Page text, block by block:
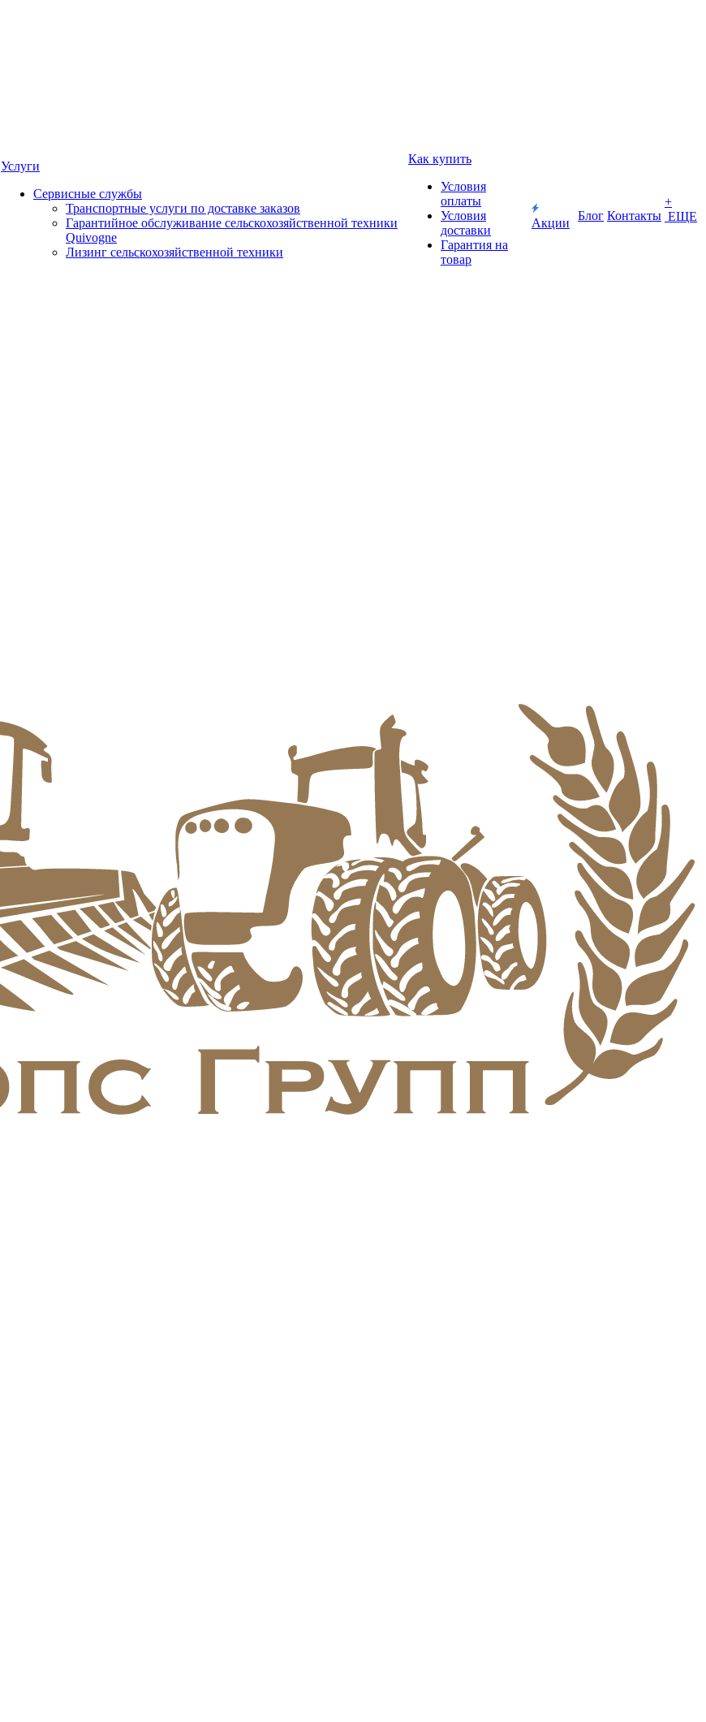
Услуги
Сервисные службы
Транспортные услуги по доставке заказов
Гарантийное обслуживание сельскохозяйственной техники
Quivogne
Лизинг сельскохозяйственной техники
Как купить
Условия
оплаты
Условия
доставки
Гарантия на
товар
Акции
Блог Контакты
+
ЕЩЕ